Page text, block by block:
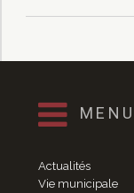
MENU
Actualités
Vie municipale